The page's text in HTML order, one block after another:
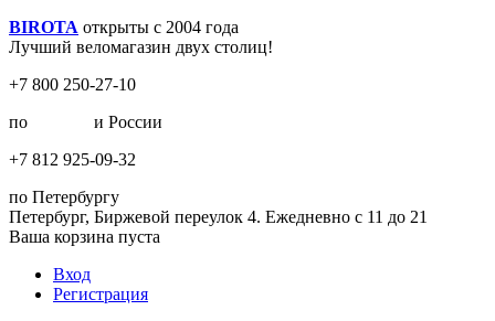
BIROTA открыты с 2004 года
Лучший веломагазин двух столиц!
+7 800 250-27-10
по
и России
+7 812 925-09-32
по Петербургу
Петербург, Биржевой переулок 4. Ежедневно с 11 до 21
Ваша корзина пуста
Вход
Регистрация